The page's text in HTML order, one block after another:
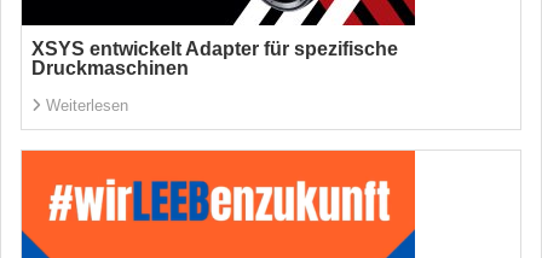
XSYS entwickelt Adapter für spezifische
Druckmaschinen
Weiterlesen